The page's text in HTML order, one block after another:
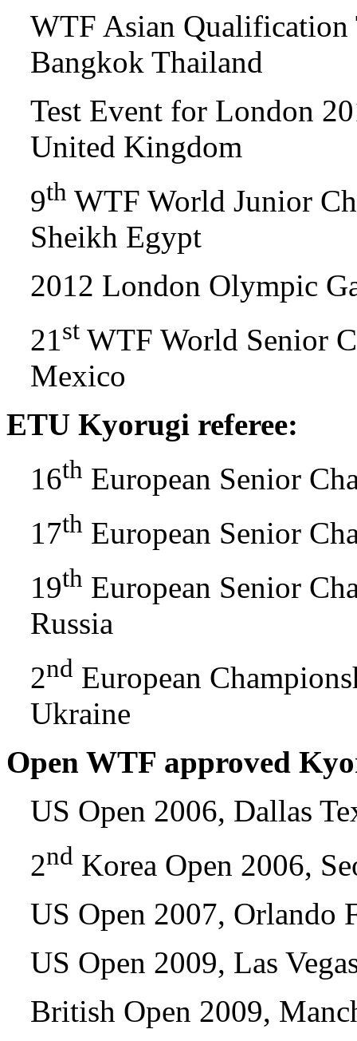
WTF Asian
Bangkok Thailand
Test Event for London
United Kingdom
9th WTF World Junior
Sheikh Egypt
2012 London Olympic
21st WTF World Senior
Mexico
ETU Kyorugi referee:
16th European Senior
17th European Senior
19th European Senior
Russia
2nd European
Ukraine
Open WTF approved
US Open 2006, Dallas
2nd Korea Open 2006,
US Open 2007, Orlando
US Open 2009, Las
British Open 2009,